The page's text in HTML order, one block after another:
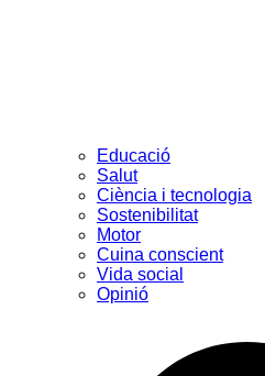
Educació
Salut
Ciència i tecnologia
Sostenibilitat
Motor
Cuina conscient
Vida social
Opinió